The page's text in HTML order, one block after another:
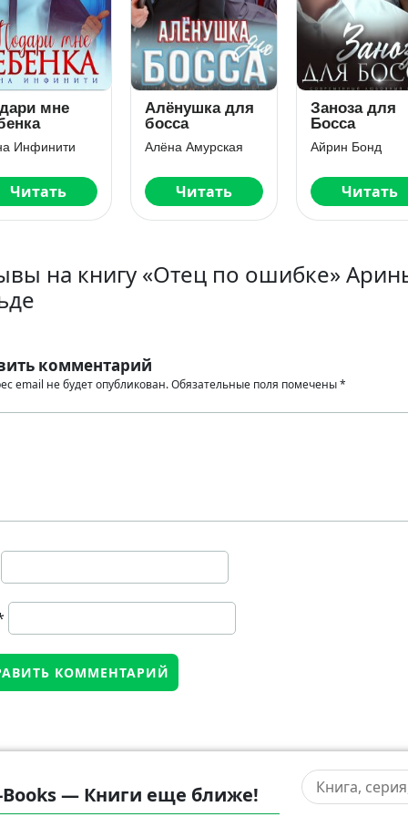
мне
Алёнушка для
босса
Алёна Амурская
Читать
Заноза для
Босса
Айрин Бонд
Читать
на книгу «Отец по ошибке»
комментарий
email не будет опубликован.Обязательные поля помечены*
Books — Книги еще ближе!